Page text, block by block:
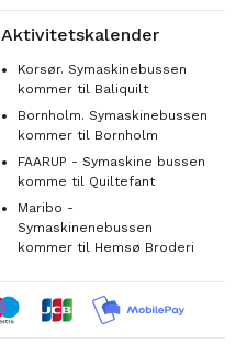
Aktivitetskalender
Korsør. Symaskinebussen
kommer til Baliquilt
Bornholm. Symaskinebussen
kommer til Bornholm
FAARUP - Symaskine bussen
komme til Quiltefant
Maribo -
Symaskinenebussen
kommer til Hemsø Broderi